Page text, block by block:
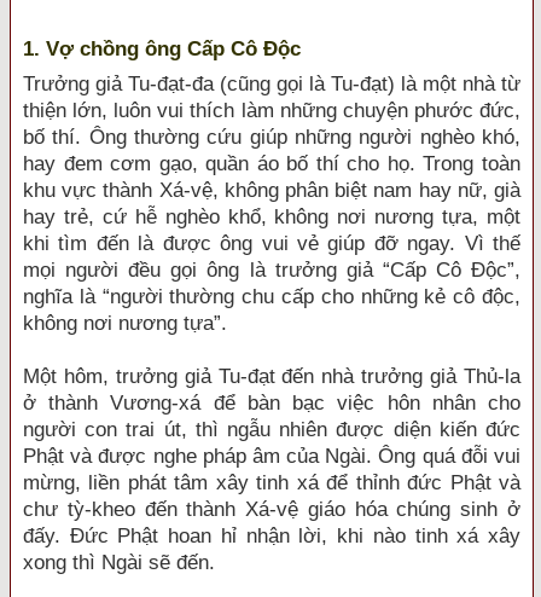
1. Vợ chồng ông Cấp Cô Độc
Trưởng giả Tu-đạt-đa (cũng gọi là Tu-đạt) là một nhà từ
thiện lớn, luôn vui thích làm những chuyện phước đức,
bố thí. Ông thường cứu giúp những người nghèo khó,
hay đem cơm gạo, quần áo bố thí cho họ. Trong toàn
khu vực thành Xá-vệ, không phân biệt nam hay nữ, già
hay trẻ, cứ hễ nghèo khổ, không nơi nương tựa, một
khi tìm đến là được ông vui vẻ giúp đỡ ngay. Vì thế
mọi người đều gọi ông là trưởng giả “Cấp Cô Độc”,
nghĩa là “người thường chu cấp cho những kẻ cô độc,
không nơi nương tựa”.
Một hôm, trưởng giả Tu-đạt đến nhà trưởng giả Thủ-la
ở thành Vương-xá để bàn bạc việc hôn nhân cho
người con trai út, thì ngẫu nhiên được diện kiến đức
Phật và được nghe pháp âm của Ngài. Ông quá đỗi vui
mừng, liền phát tâm xây tinh xá để thỉnh đức Phật và
chư tỳ-kheo đến thành Xá-vệ giáo hóa chúng sinh ở
đấy. Đức Phật hoan hỉ nhận lời, khi nào tinh xá xây
xong thì Ngài sẽ đến.